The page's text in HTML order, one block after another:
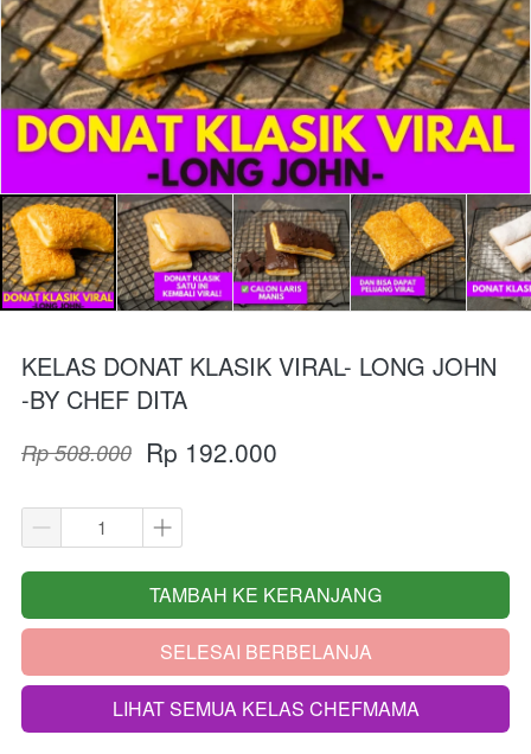
KELAS DONAT KLASIK VIRAL- LONG JOHN
-BY CHEF DITA
Rp 508.000 Rp 192.000
`
TAMBAH KE KERANJANG
`SELESAI BERBELANJA
`LIHAT SEMUA KELAS CHEFMAMA